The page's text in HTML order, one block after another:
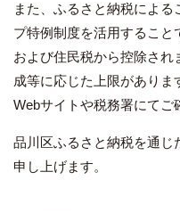
また、ふるさと納税によ
プ特例制度を活用すること
および住民税から控除さ
成等に応じた上限があり
Webサイトや税務署にてご
品川区ふるさと納税を通じ
申し上げます。